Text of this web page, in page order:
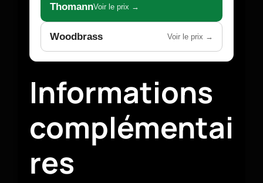
ThomannVoir le prix →
Woodbrass Voir le prix →
Informations
complémentai
res